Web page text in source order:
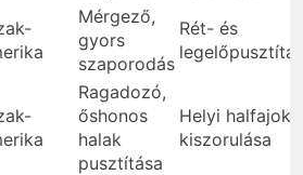
Mérgező,
gyors
szaporodás
Rét- és
legelőpusztítás
Ragadozó,
őshonos
halak
pusztítása
Helyi halfajok
kiszorulása